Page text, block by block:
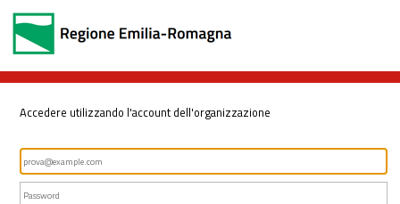
Accedere utilizzando l'account dell'organizzazione